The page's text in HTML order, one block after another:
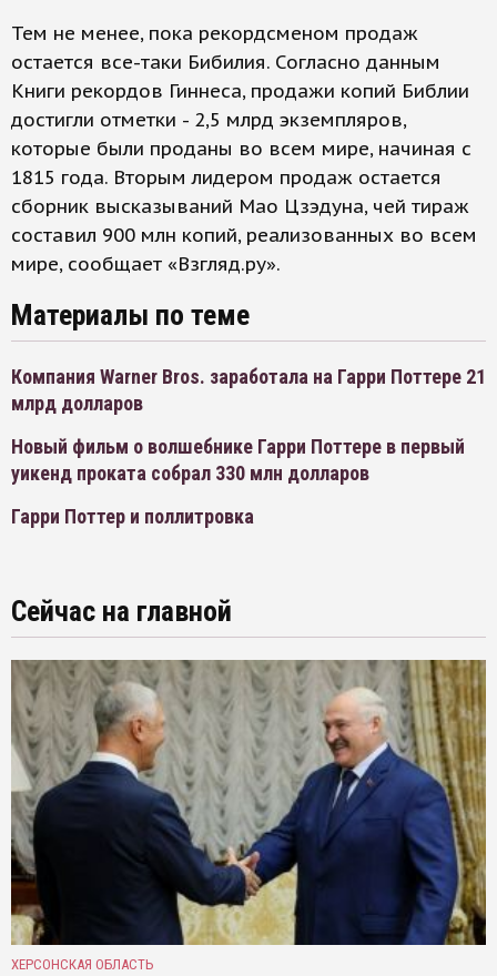
Тем не менее, пока рекордсменом продаж
остается все-таки Бибилия. Согласно данным
Книги рекордов Гиннеса, продажи копий Библии
достигли отметки - 2,5 млрд экземпляров,
которые были проданы во всем мире, начиная с
1815 года. Вторым лидером продаж остается
сборник высказываний Мао Цзэдуна, чей тираж
составил 900 млн копий, реализованных во всем
мире, сообщает «Взгляд.ру».
Материалы по теме
Компания Warner Bros. заработала на Гарри Поттере 21
млрд долларов
Новый фильм о волшебнике Гарри Поттере в первый
уикенд проката собрал 330 млн долларов
Гарри Поттер и поллитровка
Сейчас на главной
ХЕРСОНСКАЯ ОБЛАСТЬ